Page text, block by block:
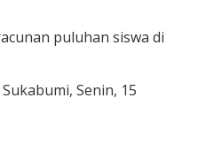
puluhan siswa di
Senin, 15